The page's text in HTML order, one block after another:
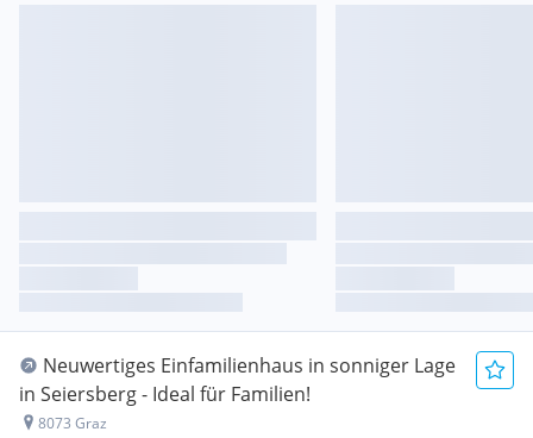
Neuwertiges Einfamilienhaus in sonniger Lage
in Seiersberg - Ideal für Familien!
8073 Graz